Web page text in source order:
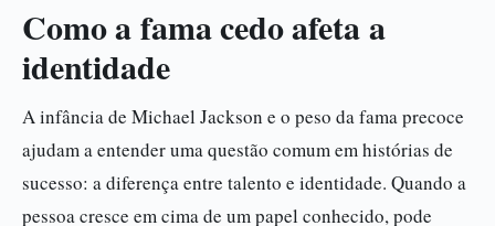
Como a fama cedo afeta a
identidade
A infância de Michael Jackson e o peso da fama precoce
ajudam a entender uma questão comum em histórias de
sucesso: a diferença entre talento e identidade. Quando a
pessoa cresce em cima de um papel conhecido, pode